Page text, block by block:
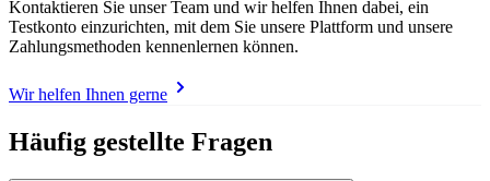
Kontaktieren Sie unser Team und wir helfen Ihnen dabei, ein
Testkonto einzurichten, mit dem Sie unsere Plattform und unsere
Zahlungsmethoden kennenlernen können.
Wir helfen Ihnen gerne
Häufig gestellte Fragen